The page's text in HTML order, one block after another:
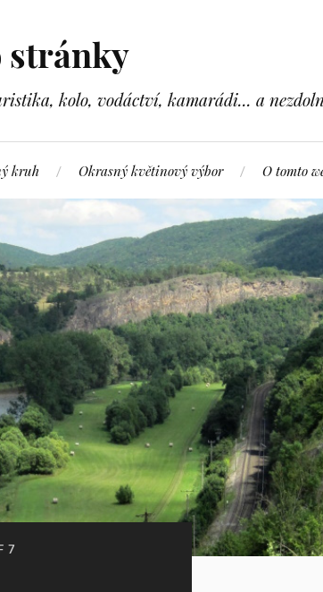
stránky
kolo, vodáctví, kamarádi... a
kruh Okrasný květinový výbor O tomto
7